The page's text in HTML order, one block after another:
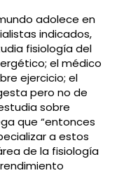
adolece en
indicados,
fisiología del
el médico
ejercicio; el
pero no de
sobre
que “entonces
a estos
de la fisiología